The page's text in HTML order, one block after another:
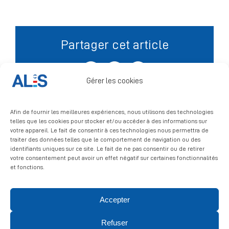
Gérer les cookies
Afin de fournir les meilleures expériences, nous utilisons des technologies
telles que les cookies pour stocker et/ou accéder à des informations sur
votre appareil. Le fait de consentir à ces technologies nous permettra de
traiter des données telles que le comportement de navigation ou des
identifiants uniques sur ce site. Le fait de ne pas consentir ou de retirer
votre consentement peut avoir un effet négatif sur certaines fonctionnalités
et fonctions.
Accepter
Refuser
Signalement
Partager cet article
© 2026 ALIS | All rights reserved